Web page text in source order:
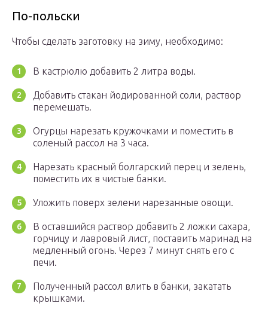
По-польски
Чтобы сделать заготовку на зиму, необходимо:
В кастрюлю добавить 2 литра воды.
Добавить стакан йодированной соли, раствор
перемешать.
Огурцы нарезать кружочками и поместить в
соленый рассол на 3 часа.
Нарезать красный болгарский перец и зелень,
поместить их в чистые банки.
Уложить поверх зелени нарезанные овощи.
В оставшийся раствор добавить 2 ложки сахара,
горчицу и лавровый лист, поставить маринад на
медленный огонь. Через 7 минут снять его с
печи.
Полученный рассол влить в банки, закатать
крышками.